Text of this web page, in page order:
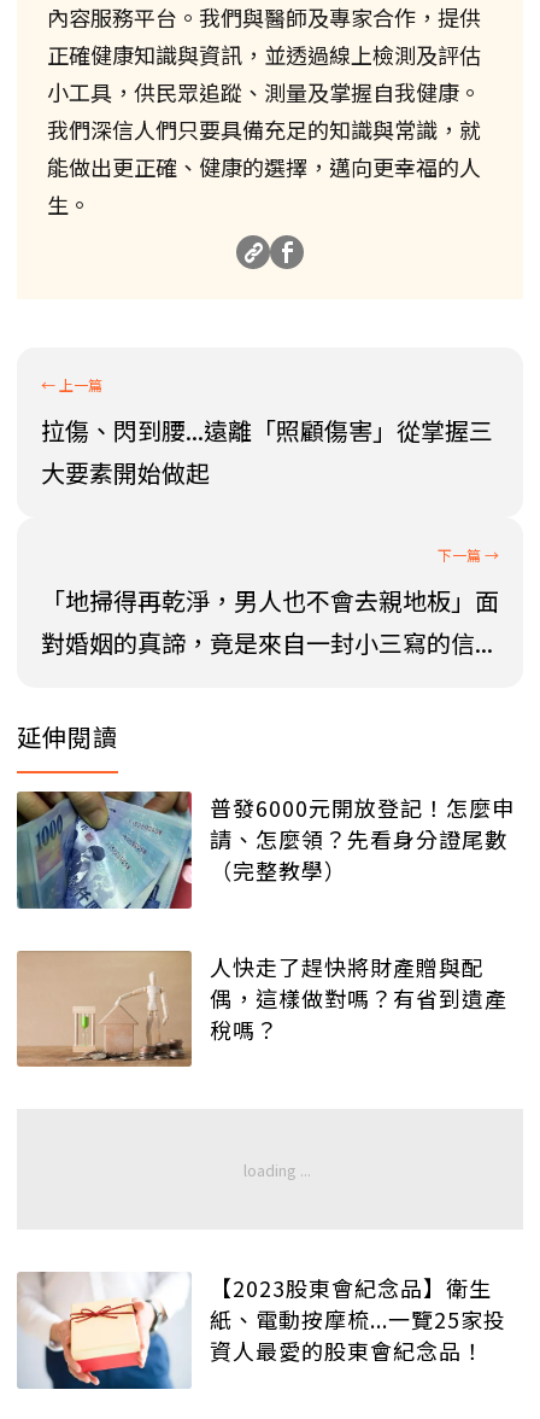
內容服務平台。我們與醫師及專家合作，提供
正確健康知識與資訊，並透過線上檢測及評估
小工具，供民眾追蹤、測量及掌握自我健康。
我們深信人們只要具備充足的知識與常識，就
能做出更正確、健康的選擇，邁向更幸福的人
生。
拉傷、閃到腰...遠離「照顧傷害」從掌握三
大要素開始做起
「地掃得再乾淨，男人也不會去親地板」面
對婚姻的真諦，竟是來自一封小三寫的信...
延伸閱讀
普發6000元開放登記！怎麼申
請、怎麼領？先看身分證尾數
（完整教學）
人快走了趕快將財產贈與配
偶，這樣做對嗎？有省到遺產
稅嗎？
【2023股東會紀念品】衛生
紙、電動按摩梳...一覽25家投
資人最愛的股東會紀念品！